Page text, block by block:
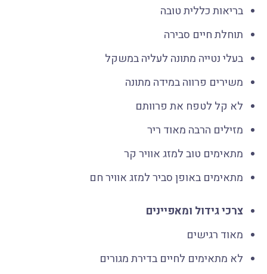
בריאות כללית טובה
תוחלת חיים סבירה
בעלי נטייה מתונה לעליה במשקל
משירים פרווה במידה מתונה
לא קל לטפח את פרוותם
מזילים הרבה מאוד ריר
מתאימים טוב למזג אוויר קר
מתאימים באופן סביר למזג אוויר חם
צרכי גידול ומאפיינים
מאוד רגישים
לא מתאימים לחיים בדירת מגורים